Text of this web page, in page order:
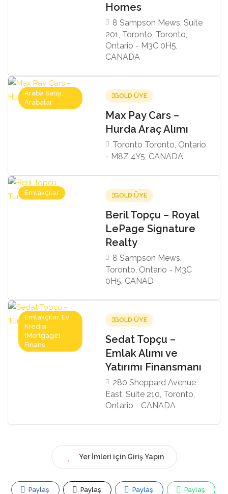
Homes
8 Sampson Mews, Suite
201, Toronto, Toronto,
Ontario - M3C 0H5,
CANADA
Araba Satışı,
Arabalar
GOLD ÜYE
Max Pay Cars –
Hurda Araç Alımı
Toronto Toronto, Ontario
- M8Z 4Y5, CANADA
Emlakçılar GOLD ÜYE
Beril Topçu – Royal
LePage Signature
Realty
8 Sampson Mews,
Toronto, Ontario - M3C
0H5, CANAD
Emlakçılar, Ev
Kredisi
(Mortgage) -
Finans
GOLD ÜYE
Sedat Topçu –
Emlak Alımı ve
Yatırımı Finansmanı
280 Sheppard Avenue
East, Suite 210, Toronto,
Ontario - CANADA
Yer İmleri için Giriş Yapın
Paylaş Paylaş Paylaş Paylaş